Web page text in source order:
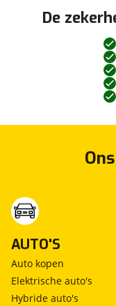
De
AUTO'S
Auto kopen
Elektrische auto's
Hybride auto's